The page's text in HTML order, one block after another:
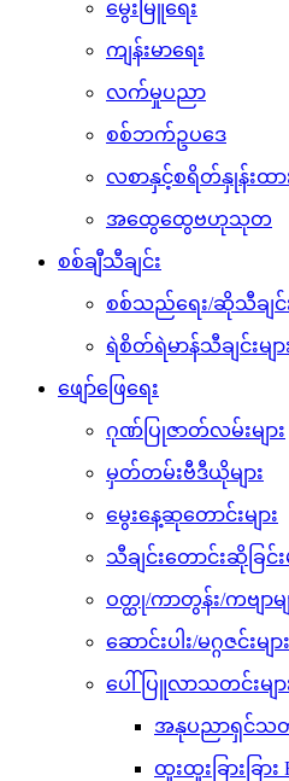
မွေးမြူရေး
ကျန်းမာရေး
လက်မှုပညာ
စစ်ဘက်ဥပဒေ
လစာနှင့်စရိတ်နှုန်းထာ
အထွေထွေဗဟုသုတ
စစ်ချီသီချင်း
စစ်သည်ရေး/ဆိုသီချင်း
ရဲစိတ်ရဲမာန်သီချင်းမျာ
ဖျော်ဖြေရေး
ဂုဏ်ပြုဇာတ်လမ်းများ
မှတ်တမ်းဗီဒီယိုများ
မွေးနေ့ဆုတောင်းများ
သီချင်းတောင်းဆိုခြင်းမ
ဝတ္ထု/ကာတွန်း/ကဗျာမျ
ဆောင်းပါး/မဂ္ဂဇင်းများ
ပေါ်ပြူလာသတင်းမျာ
အနုပညာရှင်သတ
ထူးထူးခြားခြား